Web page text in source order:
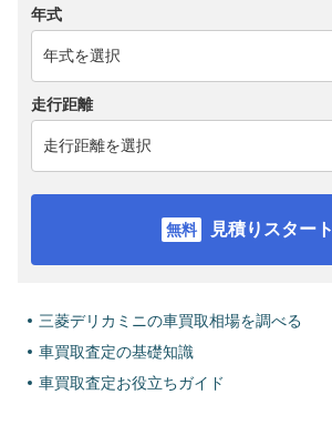
年式
走行距離
見積りスタート
三菱デリカミニの車買取相場を調べる
車買取査定の基礎知識
車買取査定お役立ちガイド